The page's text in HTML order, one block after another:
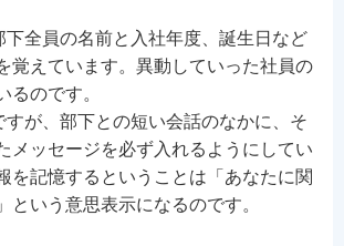
全員の名前と入社年度、誕生日など
覚えています。異動していった社員の
るのです。
が、部下との短い会話のなかに、そ
メッセージを必ず入れるようにしてい
を記憶するということは「あなたに関
という意思表示になるのです。